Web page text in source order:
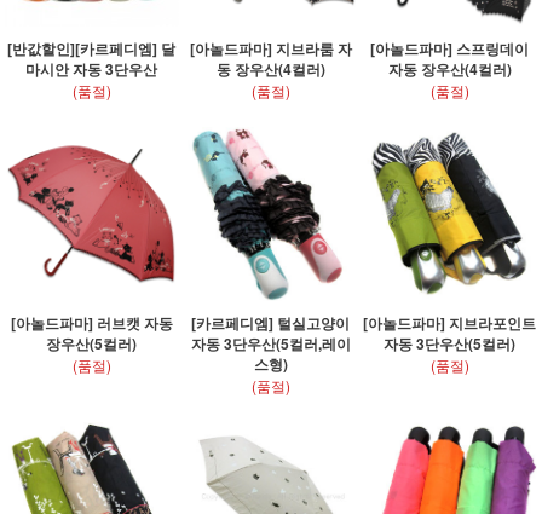
[반값할인][카르페디엠] 달
마시안 자동 3단우산
(품절)
[아놀드파마] 지브라룸 자
동 장우산(4컬러)
(품절)
[아놀드파마] 스프링데이
자동 장우산(4컬러)
(품절)
[아놀드파마] 러브캣 자동
장우산(5컬러)
(품절)
[카르페디엠] 털실고양이
자동 3단우산(5컬러,레이
스형)
(품절)
[아놀드파마] 지브라포인트
자동 3단우산(5컬러)
(품절)